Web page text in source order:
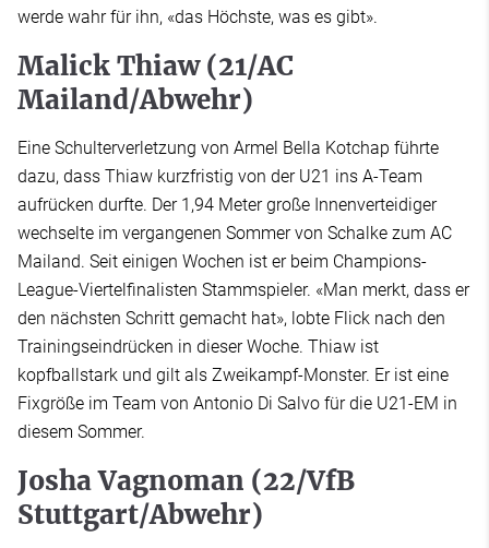
werde wahr für ihn, «das Höchste, was es gibt».
Malick Thiaw (21/AC
Mailand/Abwehr)
Eine Schulterverletzung von Armel Bella Kotchap führte
dazu, dass Thiaw kurzfristig von der U21 ins A-Team
aufrücken durfte. Der 1,94 Meter große Innenverteidiger
wechselte im vergangenen Sommer von Schalke zum AC
Mailand. Seit einigen Wochen ist er beim Champions-
League-Viertelfinalisten Stammspieler. «Man merkt, dass er
den nächsten Schritt gemacht hat», lobte Flick nach den
Trainingseindrücken in dieser Woche. Thiaw ist
kopfballstark und gilt als Zweikampf-Monster. Er ist eine
Fixgröße im Team von Antonio Di Salvo für die U21-EM in
diesem Sommer.
Josha Vagnoman (22/VfB
Stuttgart/Abwehr)